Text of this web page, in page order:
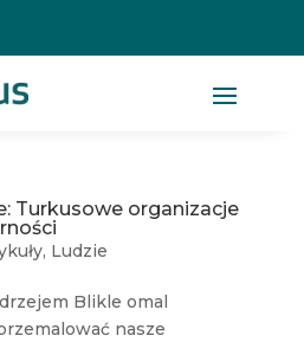
Turkusowe organizacje
, Ludzie
Blikle omal
nasze